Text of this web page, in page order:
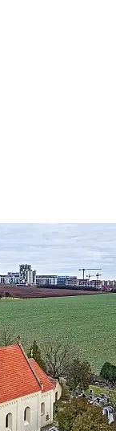
v jihozápadním
ÚMČ Praha
v lokalitě
schválený